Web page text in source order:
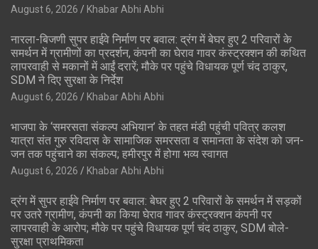
August 6, 2026 Khabar Abhi Abhi
नारला-बिजणी सुपर हाईवे निर्माण पर बवाल: द्रंग में बेघर हुए 2 परिवारों के
समर्थन में ग्रामीणों का प्रदर्शन, कंपनी का घेराव गावर कंस्ट्रक्शन की कथित
लापरवाही से मकानों में आईं दरारें; मौके पर पहुंचे विधायक पूर्ण चंद ठाकुर,
SDM ने दिए सुरक्षा के निर्देश
August 6, 2026 Khabar Abhi Abhi
भाजपा के ‘समरसता संकल्प अभियान’ के तहत मंडी पहुंची पवित्र कलश
यात्रा संत गुरु रविदास के सामाजिक समरसता व समानता के संदेश को जन-
जन तक पहुंचाने का संकल्प; हमीरपुर में होगा भव्य स्वागत
August 6, 2026 Khabar Abhi Abhi
द्रंग में सुपर हाईवे निर्माण पर बवाल: बेघर हुए 2 परिवारों के समर्थन में सड़कों
पर उतरे ग्रामीण, कंपनी का किया घेराव गावर कंस्ट्रक्शन कंपनी पर
लापरवाही के आरोप; मौके पर पहुंचे विधायक पूर्ण चंद ठाकुर, SDM बोले-
सुरक्षा प्राथमिकता